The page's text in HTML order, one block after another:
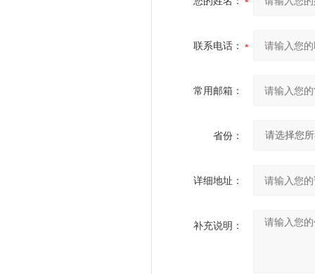
联系电话：
常用邮箱：
省份：
详细地址：
补充说明：